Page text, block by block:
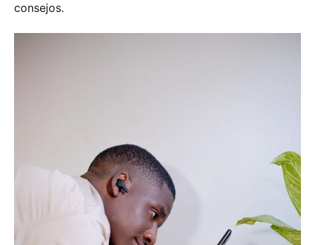
consejos.